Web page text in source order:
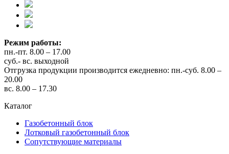
Режим работы:
пн.-пт. 8.00 – 17.00
суб.- вс. выходной
Отгрузка продукции производится ежедневно: пн.-суб. 8.00 –
20.00
вс. 8.00 – 17.30
Каталог
Газобетонный блок
Лотковый газобетонный блок
Сопутствующие материалы